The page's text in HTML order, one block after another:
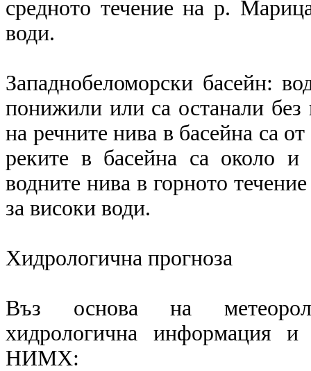
средното течение на р.
води.
Западнобеломорски басейн:
понижили или са останали без
на речните нива в басейна са
реките в басейна са около и
водните нива в горното
за високи води.
Хидрологична прогноза
Въз основа на
хидрологична информация и
НИМХ: